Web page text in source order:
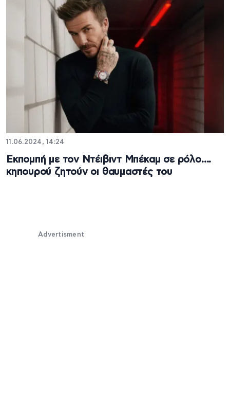
11.06.2024, 14:24
Εκπομπή με τον Ντέιβιντ Μπέκαμ σε ρόλο….
κηπουρού ζητούν οι θαυμαστές του
Advertisment